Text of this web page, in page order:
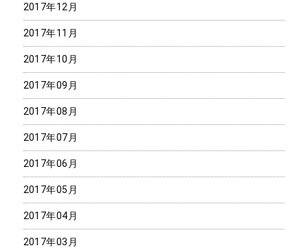
2017年12月
2017年11月
2017年10月
2017年09月
2017年08月
2017年07月
2017年06月
2017年05月
2017年04月
2017年03月